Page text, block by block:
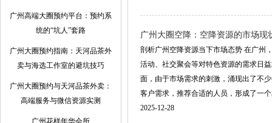
广州高端大圈预约平台：预约系
统的“坑人”套路
广州大圈预约指南：天河品茶外
卖与海选工作室的避坑技巧
广州大圈预约与天河品茶外卖：
高端服务与微信资源实测
广州花样年华会所
广州大圈空降‌：空降资源的市场现
剖析广州空降资源当下市场态势 在广州
活动、社交聚会等对特色资源的需求日
面，由于市场需求的刺激，涌现出了不
客户需求，推荐合适的人员，形成了一
2025-12-28